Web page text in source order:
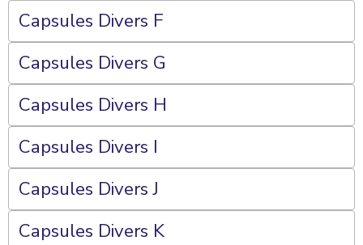
Capsules Divers F
Capsules Divers G
Capsules Divers H
Capsules Divers I
Capsules Divers J
Capsules Divers K